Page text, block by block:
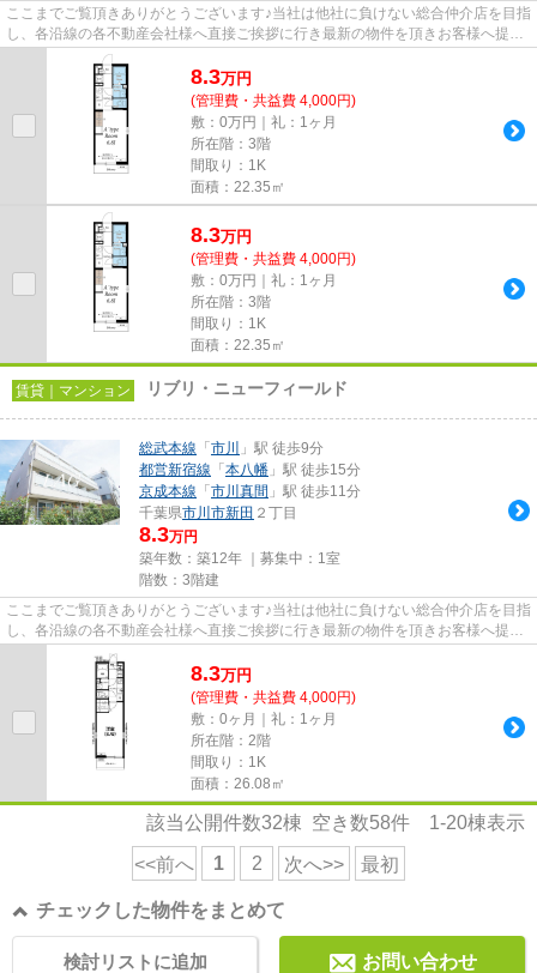
ここまでご覧頂きありがとうございます♪当社は他社に負けない総合仲介店を目指
し、各沿線の各不動産会社様へ直接ご挨拶に行き最新の物件を頂きお客様へ提供
しております！最新の情報は...
8.3万円
(管理費・共益費 4,000円)
敷：0万円｜礼：1ヶ月
所在階：3階
間取り：1K
面積：22.35㎡
8.3万円
(管理費・共益費 4,000円)
敷：0万円｜礼：1ヶ月
所在階：3階
間取り：1K
面積：22.35㎡
賃貸｜マンション リブリ・ニューフィールド
総武本線 「 市川
」駅 徒歩9分
都営新宿線 「 本八幡 」駅 徒歩15分
京成本線 「 市川真間 」駅 徒歩11分
千葉県市川市新田 ２丁目
8.3万円
築年数：築12年 ｜募集中： 1室
階数：3階建
ここまでご覧頂きありがとうございます♪当社は他社に負けない総合仲介店を目指
し、各沿線の各不動産会社様へ直接ご挨拶に行き最新の物件を頂きお客様へ提供
しております！最新の情報は...
8.3万円
(管理費・共益費 4,000円)
敷：0ヶ月｜礼：1ヶ月
所在階：2階
間取り：1K
面積：26.08㎡
該当公開件数32棟 空き数58件 1-20棟表示
<<前へ 1 2 次へ>> 最初
チェックした物件をまとめて
お問い合わせ
検討リストに追加